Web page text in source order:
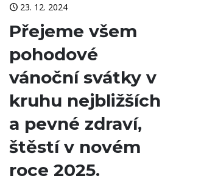
23. 12. 2024
Přejeme všem
pohodové
vánoční svátky v
kruhu nejbližších
a pevné zdraví,
štěstí v novém
roce 2025.